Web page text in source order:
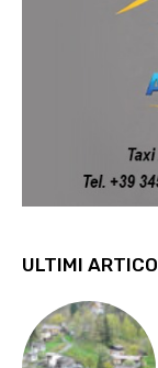
ULTIMI